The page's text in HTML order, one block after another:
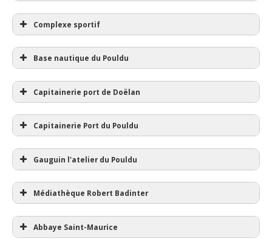
Complexe sportif
Base nautique du Pouldu
Capitainerie port de Doëlan
Capitainerie Port du Pouldu
Gauguin l'atelier du Pouldu
Médiathèque Robert Badinter
Abbaye Saint-Maurice